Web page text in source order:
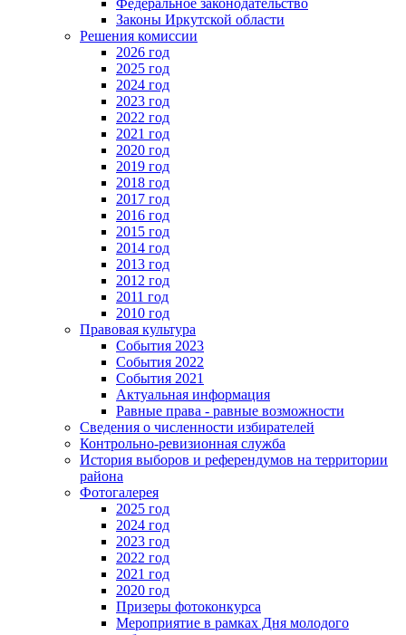
Федеральное законодательство
Законы Иркутской области
Решения комиссии
2026 год
2025 год
2024 год
2023 год
2022 год
2021 год
2020 год
2019 год
2018 год
2017 год
2016 год
2015 год
2014 год
2013 год
2012 год
2011 год
2010 год
Правовая культура
События 2023
События 2022
События 2021
Актуальная информация
Равные права - равные возможности
Сведения о численности избирателей
Контрольно-ревизионная служба
История выборов и референдумов на территории
района
Фотогалерея
2025 год
2024 год
2023 год
2022 год
2021 год
2020 год
Призеры фотоконкурса
Мероприятие в рамках Дня молодого